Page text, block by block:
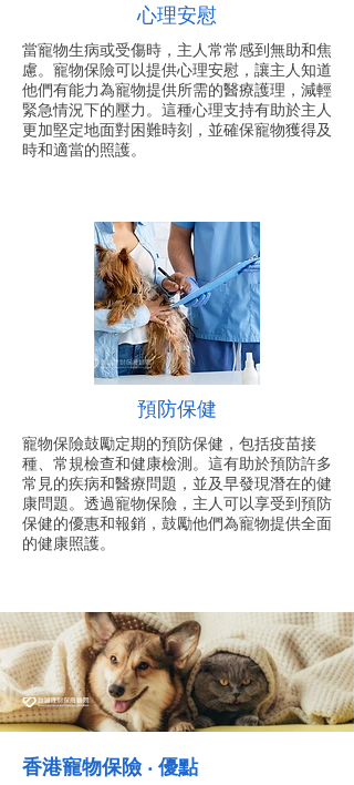
心理安慰
當寵物生病或受傷時，主人常常感到無助和焦
慮。寵物保險可以提供心理安慰，讓主人知道
他們有能力為寵物提供所需的醫療護理，減輕
緊急情況下的壓力。這種心理支持有助於主人
更加堅定地面對困難時刻，並確保寵物獲得及
時和適當的照護。
預防保健
寵物保險鼓勵定期的預防保健，包括疫苗接
種、常規檢查和健康檢測。這有助於預防許多
常見的疾病和醫療問題，並及早發現潛在的健
康問題。透過寵物保險，主人可以享受到預防
保健的優惠和報銷，鼓勵他們為寵物提供全面
的健康照護。
香港寵物保險 ‧ 優點